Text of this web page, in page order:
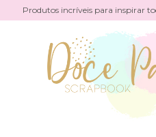
Produtos incríveis para inspirar